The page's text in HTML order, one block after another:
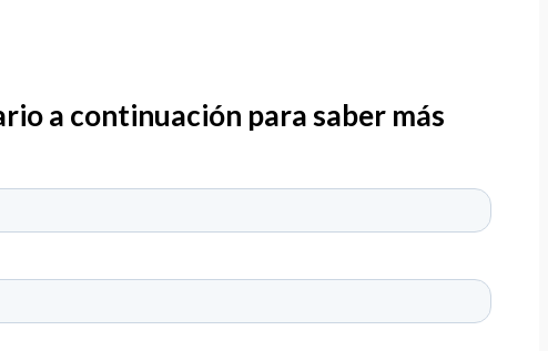
a continuación para saber más